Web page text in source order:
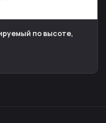
по высоте,